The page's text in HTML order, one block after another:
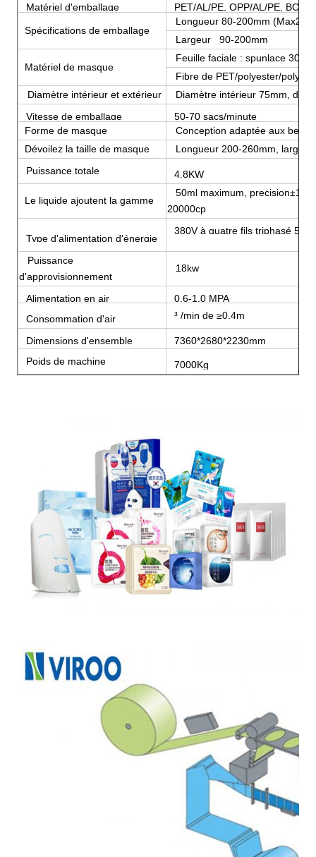
Matériel d'emballage PET/AL/PE, OPP/AL/PE,
Spécifications de emballage
Longueur 80-200mm
Largeur 90-200mm
Matériel de masque
Feuille faciale : spunlace 30-
Fibre de PET/polyester/
Diamètre intérieur et extérieur
Diamètre intérieur 75mm,
Vitesse de emballage
50-70 sacs/minute
Forme de masque
Conception adaptée aux
Dévoilez la taille de masque
Longueur 200-260mm, largeur
Puissance totale
4.8KW
Le liquide ajoutent la gamme
50ml maximum, precision±1%,
20000cp
Type d'alimentation d'énergie
380V à quatre fils triphasé 50/
Puissance
d'approvisionnement
18kw
Alimentation en air
0.6-1.0 MPA
Consommation d'air
³ /min de ≥0.4m
Dimensions d'ensemble
(L*W*H)
7360*2680*2230mm
Poids de machine
7000Kg